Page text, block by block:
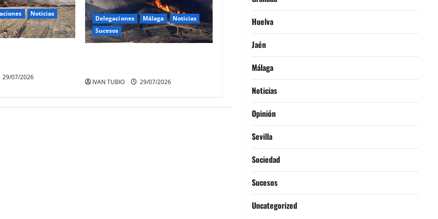
Noticias
29/07/2026
Delegaciones Málaga
Noticias
Sucesos
IVAN TUBIO 29/07/2026
Huelva
Jaén
Málaga
Noticias
Opinión
Sevilla
Sociedad
Sucesos
Uncategorized